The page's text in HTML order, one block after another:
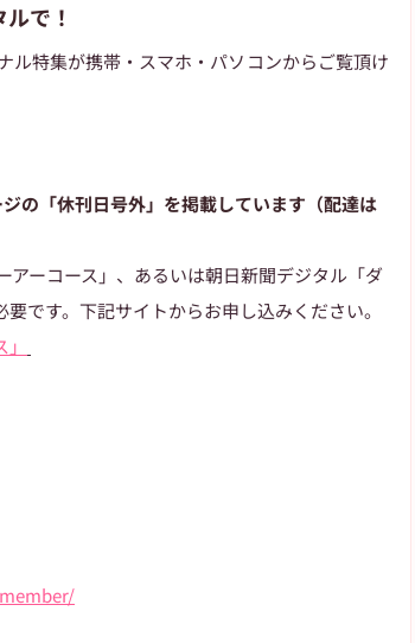
で！
ル特集が携帯・スマホ・パソコンからご覧頂け
の「休刊日号外」を掲載しています（配達は
ーコース」、あるいは朝日新聞デジタル「ダ
です。下記サイトからお申し込みください。